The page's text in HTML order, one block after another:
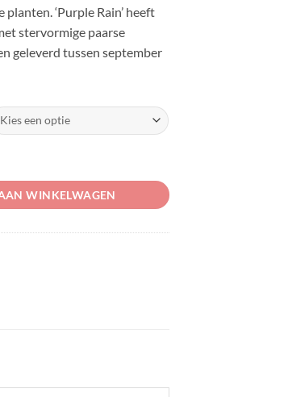
‘Purple Rain’ heeft
stervormige paarse
geleverd tussen september
WINKELWAGEN